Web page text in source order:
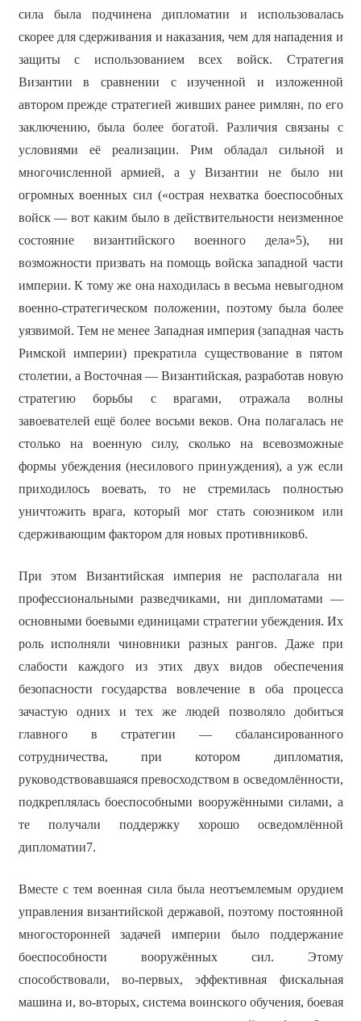
сила была подчинена дипломатии и использовалась
скорее для сдерживания и наказания, чем для нападения и
защиты с использованием всех войск. Стратегия
Византии в сравнении с изученной и изложенной
автором прежде стратегией живших ранее римлян, по его
заключению, была более богатой. Различия связаны с
условиями её реализации. Рим обладал сильной и
многочисленной армией, а у Византии не было ни
огромных военных сил («острая нехватка боеспособных
войск — вот каким было в действительности неизменное
состояние византийского военного дела»5), ни
возможности призвать на помощь войска западной части
империи. К тому же она находилась в весьма невыгодном
военно-стратегическом положении, поэтому была более
уязвимой. Тем не менее Западная империя (западная часть
Римской империи) прекратила существование в пятом
столетии, а Восточная — Византийская, разработав новую
стратегию борьбы с врагами, отражала волны
завоевателей ещё более восьми веков. Она полагалась не
столько на военную силу, сколько на всевозможные
формы убеждения (несилового принуждения), а уж если
приходилось воевать, то не стремилась полностью
уничтожить врага, который мог стать союзником или
сдерживающим фактором для новых противников6.
При этом Византийская империя не располагала ни
профессиональными разведчиками, ни дипломатами —
основными боевыми единицами стратегии убеждения. Их
роль исполняли чиновники разных рангов. Даже при
слабости каждого из этих двух видов обеспечения
безопасности государства вовлечение в оба процесса
зачастую одних и тех же людей позволяло добиться
главного в стратегии — сбалансированного
сотрудничества, при котором дипломатия,
руководствовавшаяся превосходством в осведомлённости,
подкреплялась боеспособными вооружёнными силами, а
те получали поддержку хорошо осведомлённой
дипломатии7.
Вместе с тем военная сила была неотъемлемым орудием
управления византийской державой, поэтому постоянной
многосторонней задачей империи было поддержание
боеспособности вооружённых сил. Этому
способствовали, во-первых, эффективная фискальная
машина и, во-вторых, система воинского обучения, боевая